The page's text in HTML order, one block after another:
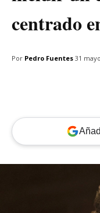
centrado
Por Pedro Fuentes 31